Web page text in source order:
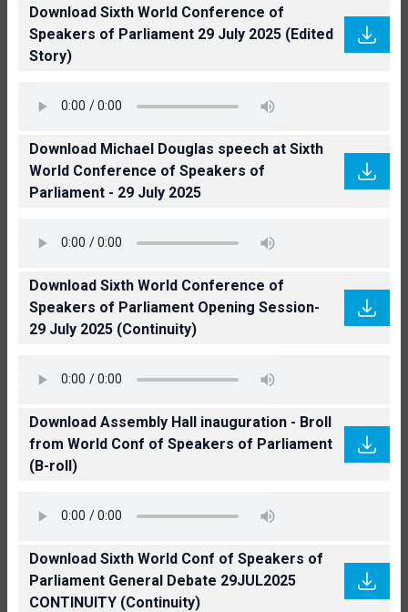
Download Sixth World Conference of
Speakers of Parliament 29 July 2025 (Edited
Story)
Download Michael Douglas speech at Sixth
World Conference of Speakers of
Parliament - 29 July 2025
Download Sixth World Conference of
Speakers of Parliament Opening Session-
29 July 2025 (Continuity)
Download Assembly Hall inauguration - Broll
from World Conf of Speakers of Parliament
(B-roll)
Download Sixth World Conf of Speakers of
Parliament General Debate 29JUL2025
CONTINUITY (Continuity)